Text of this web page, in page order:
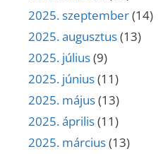
2025. szeptember(14)
2025. augusztus(13)
2025. július(9)
2025. június(11)
2025. május(13)
2025. április(11)
2025. március(13)